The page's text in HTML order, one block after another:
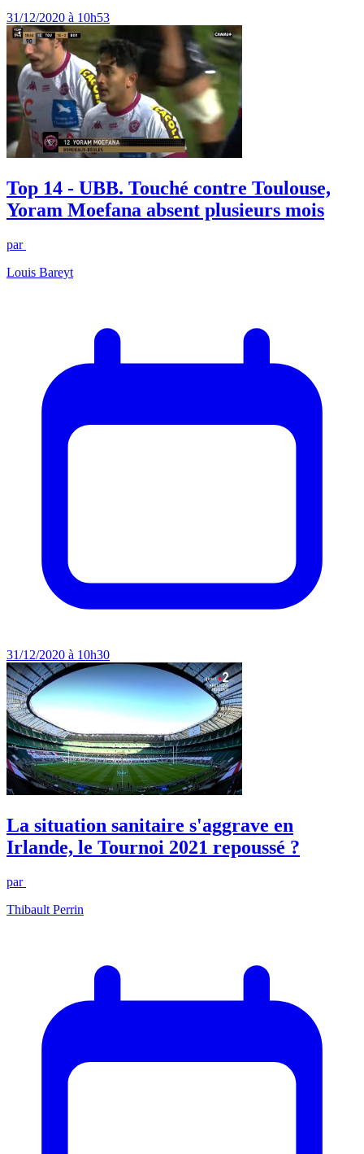
31/12/2020 à 10h53
Top 14 - UBB. Touché contre Toulouse,
Yoram Moefana absent plusieurs mois
par
Louis Bareyt
31/12/2020 à 10h30
La situation sanitaire s'aggrave en
Irlande, le Tournoi 2021 repoussé ?
par
Thibault Perrin